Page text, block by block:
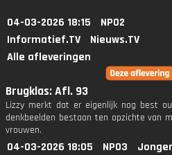
04-03-2026 18:15
NPO2
Informatief.TV
Nieuws.TV
Alle afleveringen
Brugklas: Afl. 93
Lizzy merkt dat er eigenlijk nog best
denkbeelden bestaan ten opzichte van
vrouwen.
04-03-2026 18:05 NPO3